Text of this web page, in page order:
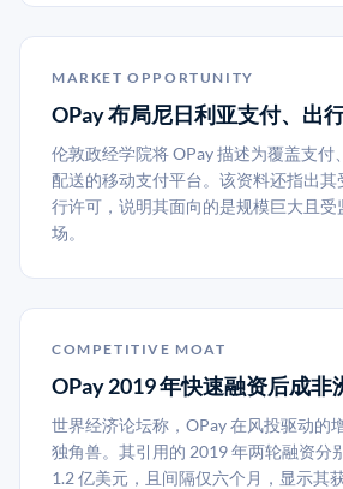
MARKET OPPORTUNITY
OPay 布局尼日利亚支付、出
伦敦政经学院将 OPay 描述为覆盖支付
配送的移动支付平台。该资料还指出其
行许可，说明其面向的是规模巨大且
场。
COMPETITIVE MOAT
OPay 2019 年快速融资后成非
世界经济论坛称，OPay 在风投驱动的
独角兽。其引用的 2019 年两轮融资分
1.2 亿美元，且间隔仅六个月，显示其